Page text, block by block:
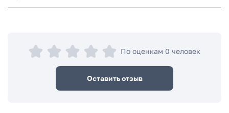
По оценкам 0 человек
Оставить отзыв